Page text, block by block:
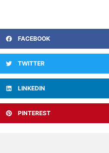
FACEBOOK
TWITTER
LINKEDIN
PINTEREST